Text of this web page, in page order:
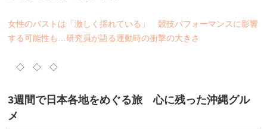
女性のバストは「激しく揺れている」 競技パフォーマンスに影響
する可能性も…研究員が語る運動時の衝撃の大きさ
◇ ◇ ◇
3週間で日本各地をめぐる旅 心に残った沖縄グル
メ